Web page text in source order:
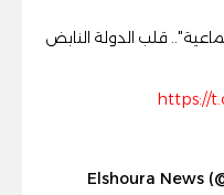
قلب الدولة النابض
https://